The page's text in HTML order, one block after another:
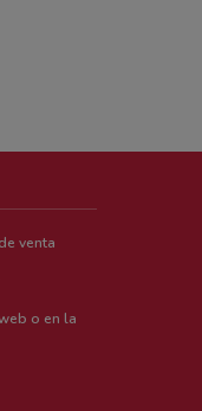
venta
o en la